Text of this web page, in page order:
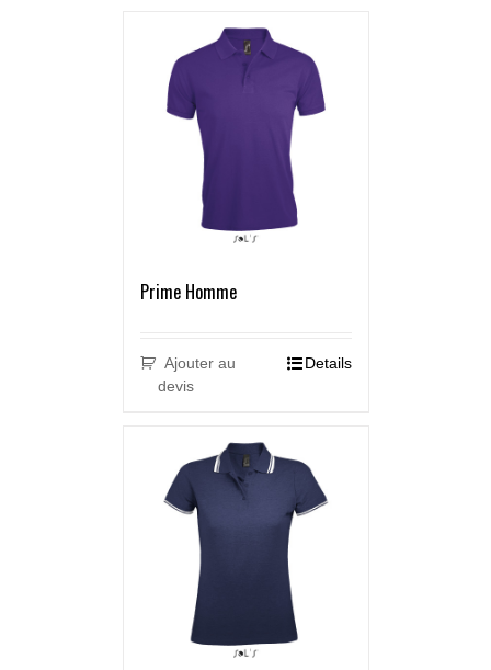
Prime Homme
Ajouter au
devis
Details